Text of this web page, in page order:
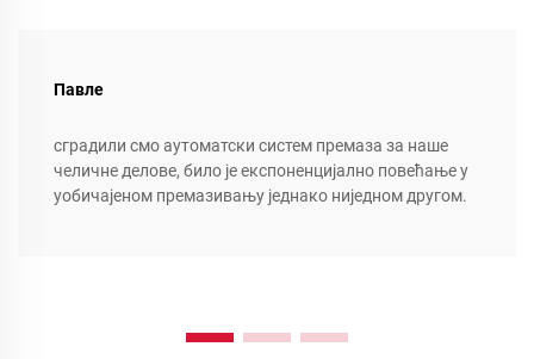
Павле
сградили смо аутоматски систем премаза за наше
челичне делове, било је експоненцијално повећање у
уобичајеном премазивању једнако ниједном другом.